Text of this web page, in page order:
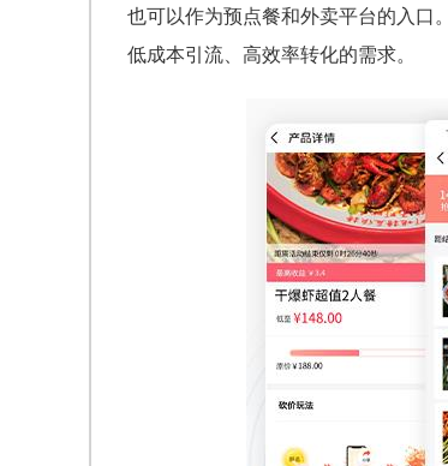
也可以作为预点餐和外卖平台的入口
低成本引流、高效率转化的需求。